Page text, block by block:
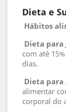
Dieta e
Hábitos
Dieta para
com até
dias.
Dieta para
alimentar
corporal do